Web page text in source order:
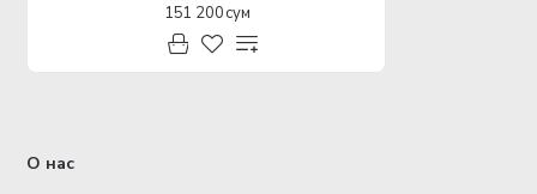
151 200 сум
О нас